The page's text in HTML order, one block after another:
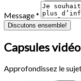
Message *
Discutons ensemble!
Capsules
Approfondissez le